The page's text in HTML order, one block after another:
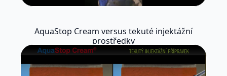
AquaStop Cream versus tekuté injektážní
prostředky